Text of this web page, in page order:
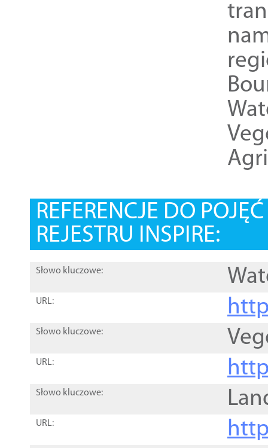
REFERENCJE DO
REJESTRU INSPIRE:
Słowo kluczowe:
URL:
Słowo kluczowe:
URL:
Słowo kluczowe:
URL: